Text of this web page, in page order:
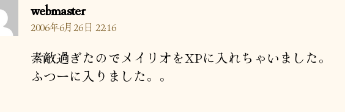
webmasterの
発
2006年6月26日 22:16
素敵過ぎたのでメイリオをXPに入れちゃいました。
ふつーに入りました。。